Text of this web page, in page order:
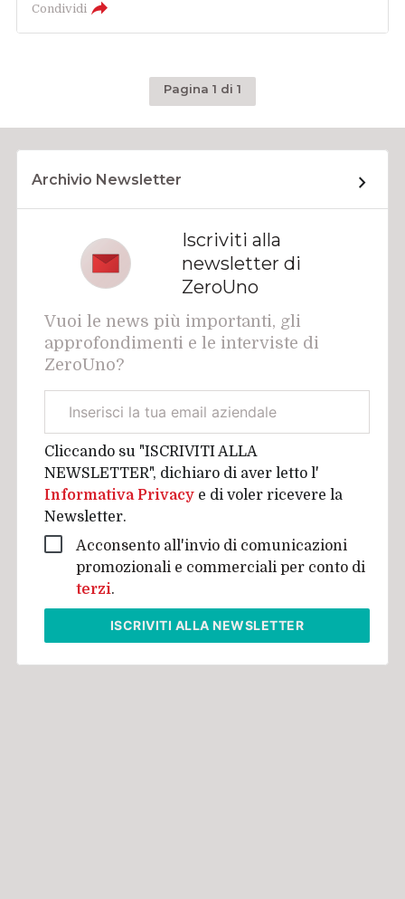
Condividi
Pagina 1 di 1
Archivio Newsletter
Iscriviti alla
newsletter di
ZeroUno
Vuoi le news più importanti, gli
approfondimenti e le interviste di
ZeroUno?
aziendale
Cliccando su "ISCRIVITI ALLA
NEWSLETTER", dichiaro di aver letto l'
Informativa Privacy e di voler ricevere la
Newsletter.
Acconsento all'invio di comunicazioni
promozionali e commerciali per conto di
terzi.
ISCRIVITI ALLA NEWSLETTER